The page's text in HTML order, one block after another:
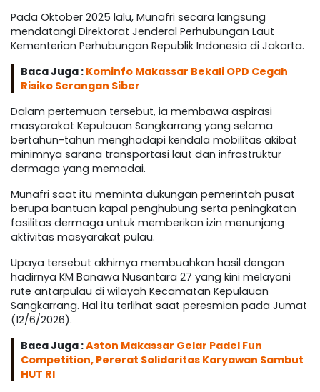
Pada Oktober 2025 lalu, Munafri secara langsung
mendatangi Direktorat Jenderal Perhubungan Laut
Kementerian Perhubungan Republik Indonesia di Jakarta.
Baca Juga : Kominfo Makassar Bekali OPD Cegah
Risiko Serangan Siber
Dalam pertemuan tersebut, ia membawa aspirasi
masyarakat Kepulauan Sangkarrang yang selama
bertahun-tahun menghadapi kendala mobilitas akibat
minimnya sarana transportasi laut dan infrastruktur
dermaga yang memadai.
Munafri saat itu meminta dukungan pemerintah pusat
berupa bantuan kapal penghubung serta peningkatan
fasilitas dermaga untuk memberikan izin menunjang
aktivitas masyarakat pulau.
Upaya tersebut akhirnya membuahkan hasil dengan
hadirnya KM Banawa Nusantara 27 yang kini melayani
rute antarpulau di wilayah Kecamatan Kepulauan
Sangkarrang. Hal itu terlihat saat peresmian pada Jumat
(12/6/2026).
Baca Juga :Aston Makassar Gelar Padel Fun
Competition, Pererat Solidaritas Karyawan Sambut
HUT RI